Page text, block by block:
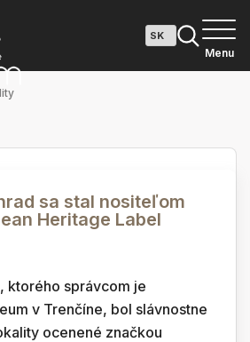
Menu
sa stal nositeľom
Heritage Label
ktorého správcom je
v Trenčíne, bol slávnostne
ocenené značkou